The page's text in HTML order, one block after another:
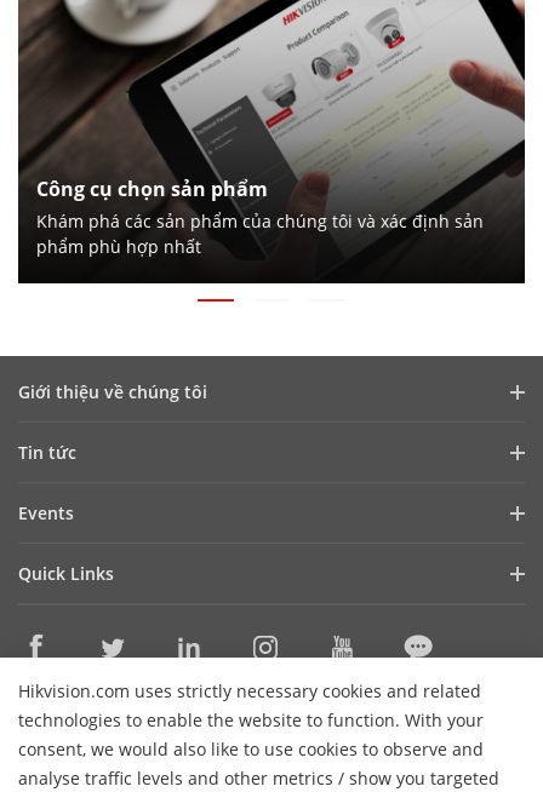
Công cụ chọn sản phẩm
Khám phá các sản phẩm của chúng tôi và xác định sản
phẩm phù hợp nhất
Hikvision.com uses strictly necessary cookies and related
technologies to enable the website to function. With your
consent, we would also like to use cookies to observe and
analyse traffic levels and other metrics / show you targeted
Giới thiệu về chúng tôi
An ninh mạng
Liên hệ với chúng tôi
Tin tức
Câu chuyện thành công
Events
Quick Links
Nơi mua
Công nghệ cốt lõi
Sitemap
Hik-Tech Star
Contact Us
Subscribe Newsletter